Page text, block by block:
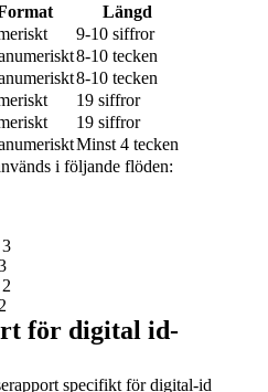
Längd
9-10 siffror
8-10 tecken
8-10 tecken
19 siffror
19 siffror
Minst 4 tecken
i följande flöden:
för digital id-
specifikt för digital-id